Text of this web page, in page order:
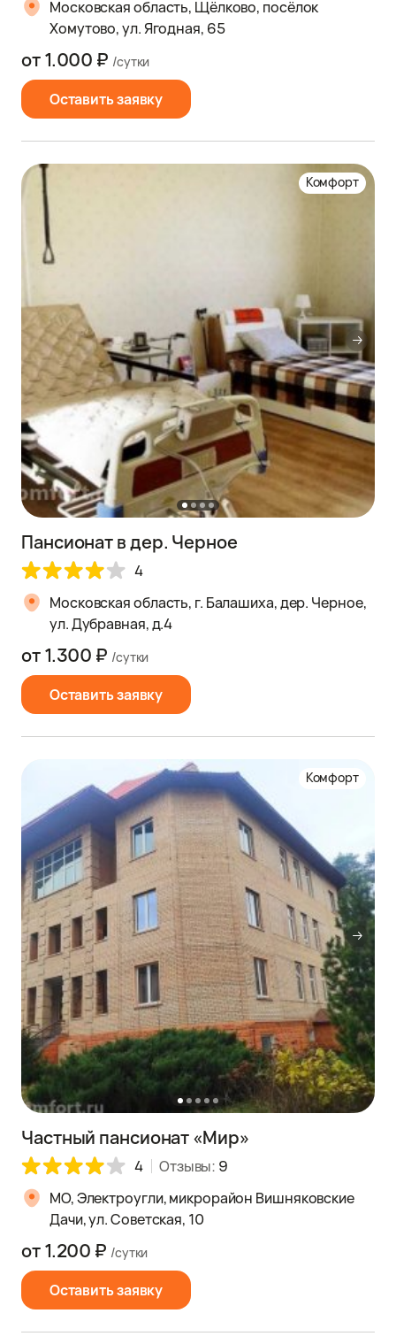
Московская область, Щёлково, посёлок
Хомутово, ул. Ягодная, 65
Оставить заявку
от 1.000 ₽ /сутки
Комфорт
Пансионат в дер. Черное
4
Московская область, г. Балашиха, дер. Черное,
ул. Дубравная, д.4
Оставить заявку
от 1.300 ₽ /сутки
Комфорт
Частный пансионат «Мир»
4 Отзывы: 9
МО, Электроугли, микрорайон Вишняковские
Дачи, ул. Советская, 10
Оставить заявку
от 1.200 ₽ /сутки